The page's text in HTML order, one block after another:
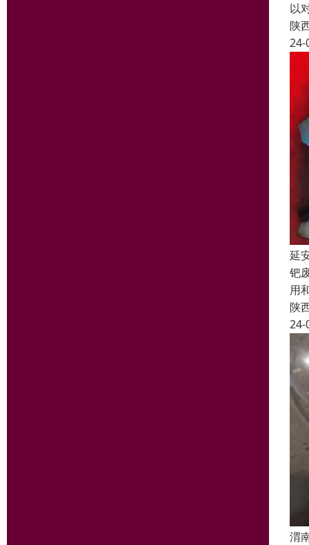
以
陕
24-
延
钯
用
陕
24-
渭